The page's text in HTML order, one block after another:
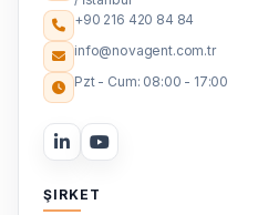
+90 216 420 84 84
info@novagent.com.tr
Pzt - Cum: 08:00 - 17:00
ŞIRKET